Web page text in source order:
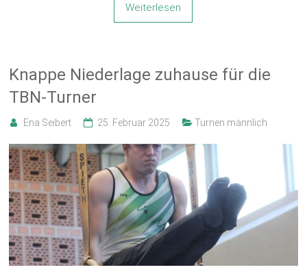
Weiterlesen
Knappe Niederlage zuhause für die
TBN-Turner
Ena Seibert 25. Februar 2025 Turnen männlich